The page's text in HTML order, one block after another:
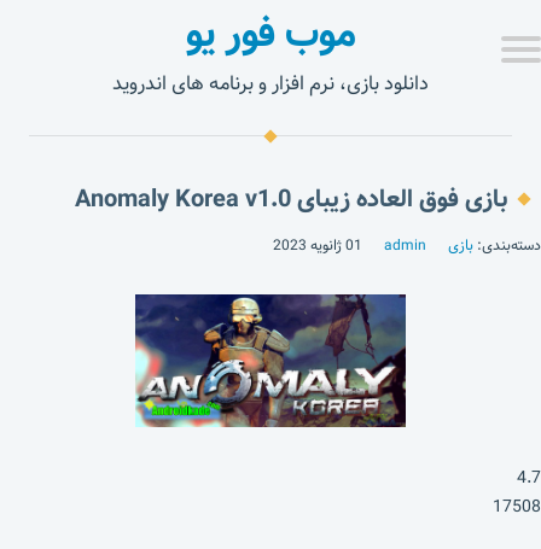
موب فور یو
دانلود بازی، نرم افزار و برنامه های اندروید
بازی فوق العاده زیبای Anomaly Korea v1.0
دسته‌بندی: بازی admin 01 ژانویه 2023
4.7
17508